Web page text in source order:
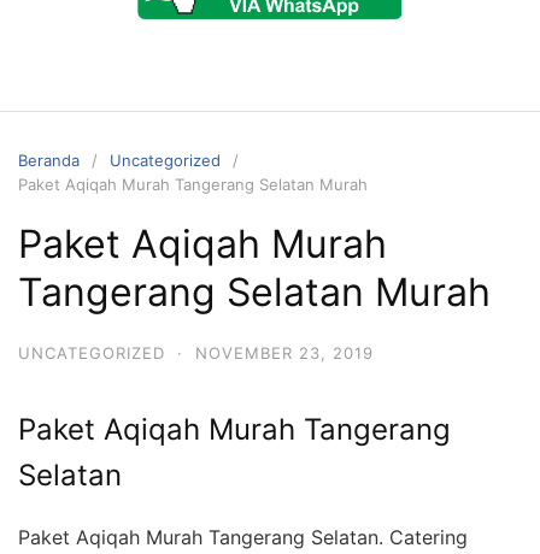
Beranda
Uncategorized
Paket Aqiqah Murah Tangerang Selatan Murah
Paket Aqiqah Murah
Tangerang Selatan Murah
UNCATEGORIZED · NOVEMBER 23, 2019
Paket Aqiqah Murah Tangerang
Selatan
Paket Aqiqah Murah Tangerang Selatan. Catering